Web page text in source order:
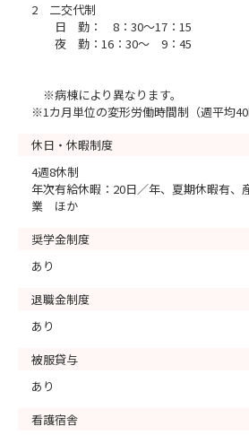
2 二交代制
日 勤： 8：30～17：15
夜 勤：16：30～ 9：45
※病棟により異なります。
※1カ月単位の変形労働時間制（週平均40
休日・休暇制度
4週8休制
年次有給休暇：20日／年、夏期休暇有、
業 ほか
奨学金制度
あり
退職金制度
あり
被服貸与
あり
看護宿舎